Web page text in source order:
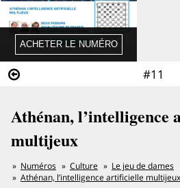
#11
Athénan, l’intelligence
multijeux
Numéros Culture
Le jeu de dames
Athénan, l’intelligence artificielle multijeux